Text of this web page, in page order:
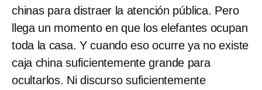
chinas para distraer la atención pública. Pero
llega un momento en que los elefantes ocupan
toda la casa. Y cuando eso ocurre ya no existe
caja china suficientemente grande para
ocultarlos. Ni discurso suficientemente